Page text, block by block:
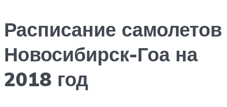
Расписание самолетов
Новосибирск-Гоа на
2018 год